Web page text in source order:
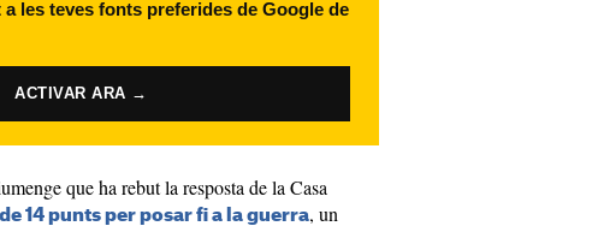
les teves fonts preferides de Google de
ACTIVAR ARA →
que ha rebut la resposta de la Casa
14 punts per posar fi a la guerra, un